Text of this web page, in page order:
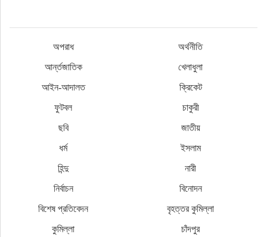
অপরাধ
অর্থনীতি
আর্ন্তজাতিক
খেলাধুলা
আইন-আদালত
ক্রিকেট
ফুটবল
চাকুরী
ছবি
জাতীয়
ধর্ম
ইসলাম
হিন্দু
নারী
নির্বাচন
বিনোদন
বিশেষ প্রতিবেদন
বৃহত্তর কুমিল্লা
কুমিল্লা
চাঁদপুর